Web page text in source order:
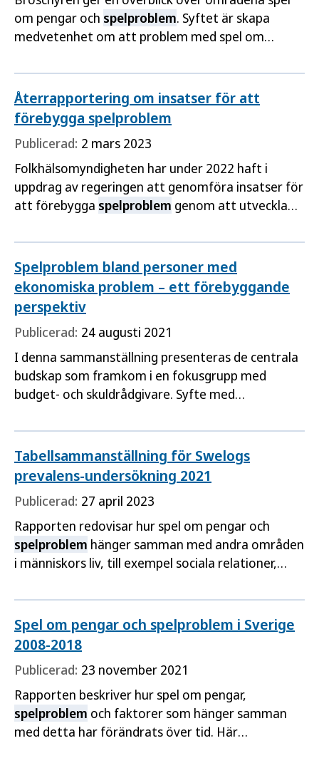
om pengar och spelproblem. Syftet är skapa
medvetenhet om att problem med spel om
finns ett behov av att förebyggaspelproblem.
Återrapportering om insatser för att
förebygga spelproblem
Publicerad: 2 mars 2023
Folkhälsomyndigheten har under 2022 haft i
uppdrag av regeringen att genomföra insatser för
att förebygga spelproblem genom att utveckla
spelproblem, verka för nationell samordning av
spelförebyggande insatser och stödja…
Spelproblem bland personer med
ekonomiska problem – ett förebyggande
perspektiv
Publicerad: 24 augusti 2021
I denna sammanställning presenteras de centrala
budskap som framkom i en fokusgrupp med
budget- och skuldrådgivare. Syfte med
rådgivarnas erfarenheter kopplat tillspelproblem.
Relaterad läsning Ekonomisk rådgivning och stöd
(Spelprevention.se)
Tabellsammanställning för Swelogs
prevalens-undersökning 2021
Publicerad: 27 april 2023
Rapporten redovisar hur spel om pengar och
spelproblem hänger samman med andra områden
i människors liv, till exempel sociala relationer,
är betydelsefull för arbetet med att förebygga
spelproblem.
Spel om pengar och spelproblem i Sverige
2008-2018
Publicerad: 23 november 2021
Rapporten beskriver hur spel om pengar,
spelproblem och faktorer som hänger samman
med detta har förändrats över tid. Här